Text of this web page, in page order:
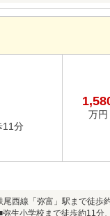
11分
万円
西線「弥富」駅まで徒歩
生小学校まで徒歩約11分